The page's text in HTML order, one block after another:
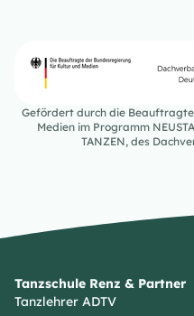
Gefördert durch die
Medien im Programm
TANZEN, des
Tanzschule Renz & Partner
Tanzlehrer ADTV